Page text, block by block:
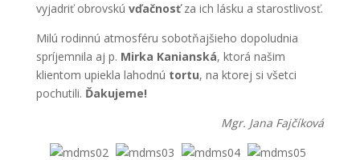
vyjadriť obrovskú vďačnosťza ich lásku a starostlivosť.
Milú rodinnú atmosféru sobotňajšieho dopoludnia
spríjemnila aj p. Mirka Kanianská, ktorá našim
klientom upiekla lahodnú tortu, na ktorej si všetci
pochutili. Ďakujeme!
Mgr. Jana Fajčíková